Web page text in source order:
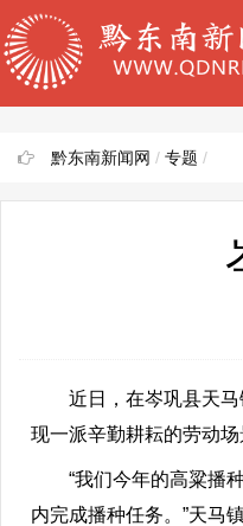
黔东南新闻网 / 专题 /
近日，在岑巩县天马镇
现一派辛勤耕耘的劳动场
“我们今年的高粱播种
内完成播种任务。”天马